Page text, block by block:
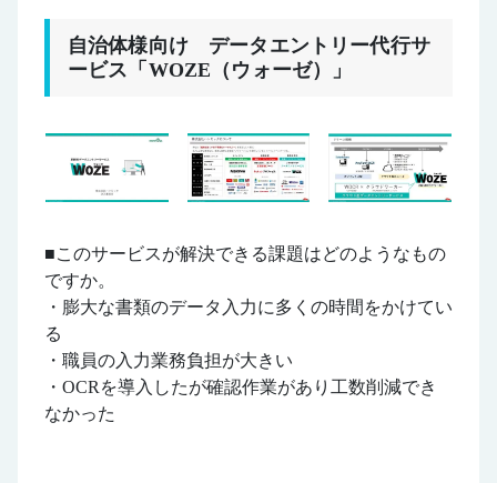
自治体様向け データエントリー代行サ
ービス「WOZE（ウォーゼ）」
■このサービスが解決できる課題はどのようなもの
ですか。
・膨大な書類のデータ入力に多くの時間をかけてい
る
・職員の入力業務負担が大きい
・OCRを導入したが確認作業があり工数削減でき
なかった